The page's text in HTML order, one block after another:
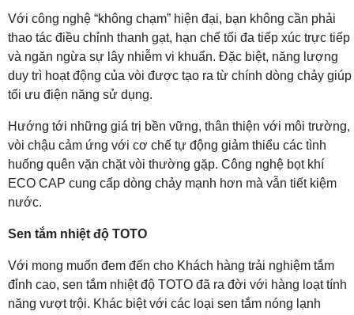
Với công nghệ “không chạm” hiện đại, bạn không cần phải
thao tác điều chỉnh thanh gạt, hạn chế tối đa tiếp xúc trực tiếp
và ngăn ngừa sự lây nhiễm vi khuẩn. Đặc biệt, năng lượng
duy trì hoạt động của vòi được tạo ra từ chính dòng chảy giúp
tối ưu điện năng sử dụng.
Hướng tới những giá trị bền vững, thân thiện với môi trường,
vòi chậu cảm ứng với cơ chế tự động giảm thiểu các tình
huống quên vặn chặt vòi thường gặp. Công nghệ bọt khí
ECO CAP cung cấp dòng chảy mạnh hơn mà vẫn tiết kiệm
nước.
Sen tắm nhiệt độ TOTO
Với mong muốn đem đến cho Khách hàng trải nghiệm tắm
đỉnh cao, sen tắm nhiệt độ TOTO đã ra đời với hàng loạt tính
năng vượt trội. Khác biệt với các loại sen tắm nóng lạnh